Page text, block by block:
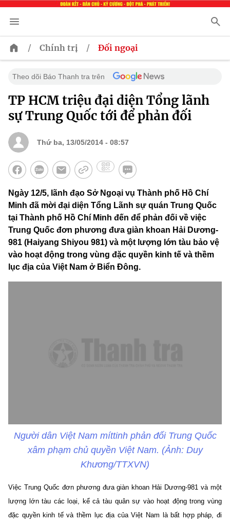
/ Chính trị / Đối ngoại
Theo dõi Báo Thanh tra trên
TP HCM triệu đại diện Tổng lãnh
sự Trung Quốc tới để phản đối
Thứ ba, 13/05/2014 - 08:57
Ngày 12/5, lãnh đạo Sở Ngoại vụ Thành phố Hồ Chí
Minh đã mời đại diện Tổng Lãnh sự quán Trung Quốc
tại Thành phố Hồ Chí Minh đến để phản đối về việc
Trung Quốc đơn phương đưa giàn khoan Hải Dương-
981 (Haiyang Shiyou 981) và một lượng lớn tàu bảo vệ
vào hoạt động trong vùng đặc quyền kinh tế và thềm
lục địa của Việt Nam ở Biển Đông.
Người dân Việt Nam míttinh phản đối Trung Quốc
xâm phạm chủ quyền Việt Nam. (Ảnh: Duy
Khương/TTXVN)
Việc Trung Quốc đơn phương đưa giàn khoan Hải Dương-981 và một
lượng lớn tàu các loại, kể cả tàu quân sự vào hoạt động trong vùng
đặc quyền kinh tế và thềm lục địa của Việt Nam là bất hợp pháp, đi